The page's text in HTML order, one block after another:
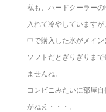
私も、ハードクーラー
入れて冷やしています
中で購入した氷がメイン
ソフトだとぎりぎりま
ませんね。
コンビニみたいに部屋
がねえ・・・。